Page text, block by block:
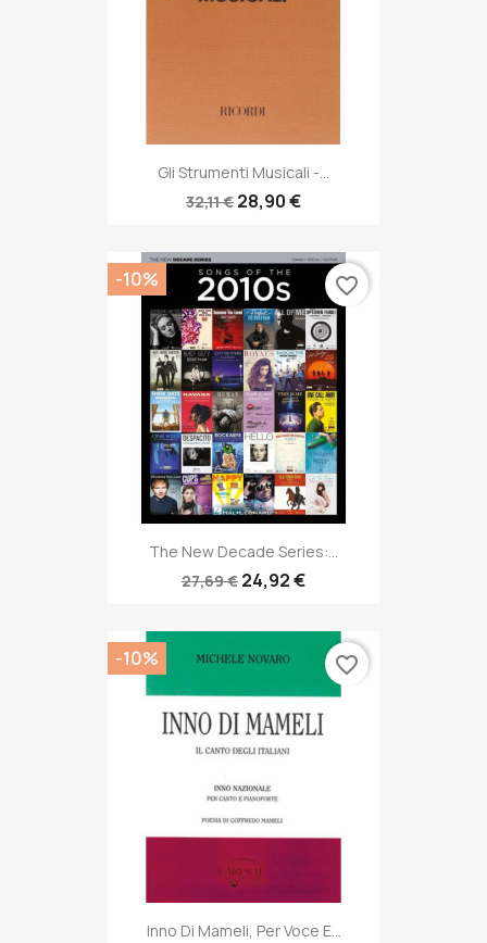
Gli Strumenti Musicali -...
32,11 € 28,90 €
The New Decade Series:...
27,69 € 24,92 €
-10% favorite_border
Inno Di Mameli, Per Voce E...
-10% favorite_border